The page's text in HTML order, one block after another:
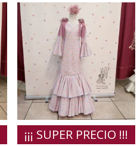
¡¡¡ SUPER PRECIO !!!